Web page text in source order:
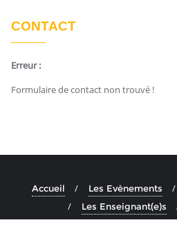
CONTACT
Erreur :
Formulaire de contact non trouvé !
Accueil Les Evènements
Les Enseignant(e)s